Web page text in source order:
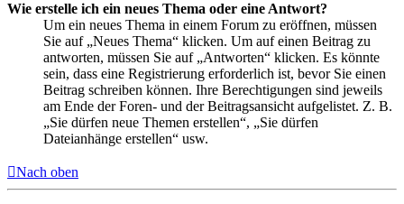
Wie erstelle ich ein neues Thema oder eine Antwort?
Um ein neues Thema in einem Forum zu eröffnen, müssen
Sie auf „Neues Thema“ klicken. Um auf einen Beitrag zu
antworten, müssen Sie auf „Antworten“ klicken. Es könnte
sein, dass eine Registrierung erforderlich ist, bevor Sie einen
Beitrag schreiben können. Ihre Berechtigungen sind jeweils
am Ende der Foren- und der Beitragsansicht aufgelistet. Z. B.
„Sie dürfen neue Themen erstellen“, „Sie dürfen
Dateianhänge erstellen“ usw.
Nach oben